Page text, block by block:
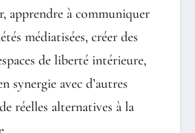
apprendre à communiquer
médiatisées, créer des
de liberté intérieure,
synergie avec d’autres
réelles alternatives à la